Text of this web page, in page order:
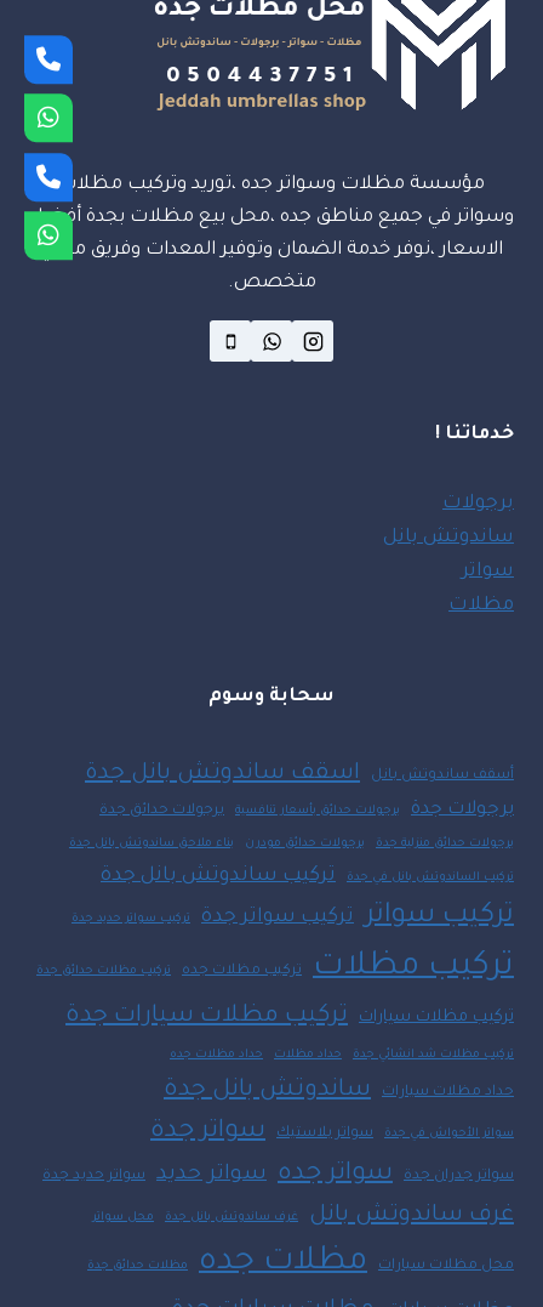
مؤسسة مظلات وسواتر جده ،توريد وتركيب مظلات
وسواتر في جميع مناطق جده ،محل بيع مظلات بجدة أفضل
الاسعار ،نوفر خدمة الضمان وتوفير المعدات وفريق مهني
متخصص.
خدماتنا !
برجولات
ساندوتش بانل
سواتر
مظلات
سحابة وسوم
أسقف ساندوتش بانل اسقف ساندوتش بانل جدة
برجولات جدة برجولات حدائق بأسعار تنافسية برجولات حدائق جدة
برجولات حدائق منزلية جدة برجولات حدائق مودرن بناء ملاحق ساندوتش بانل جدة
تركيب الساندوتش بانل في جدة تركيب ساندوتش بانل جدة
تركيب سواتر تركيب سواتر جدة تركيب سواتر حديد جدة
تركيب مظلات تركيب مظلات جده تركيب مظلات حدائق جدة
تركيب مظلات سيارات تركيب مظلات سيارات جدة
تركيب مظلات شد انشائي جدة حداد مظلات حداد مظلات جده
حداد مظلات سيارات ساندوتش بانل جدة
سواتر الأحواش في جدة سواتر بلاستيك سواتر جدة
سواتر جدران جدة سواتر جده سواتر حديد سواتر حديد جدة
غرف ساندوتش بانل غرف ساندوتش بانل جدة محل سواتر
محل مظلات سيارات مظلات جده مظلات حدائق جدة